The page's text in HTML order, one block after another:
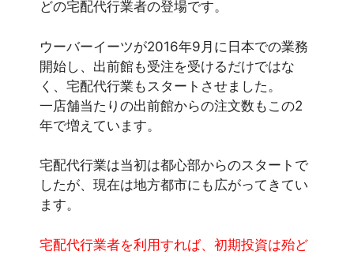
どの宅配代行業者の登場です。
ウーバーイーツが2016年9月に日本での業務
開始し、出前館も受注を受けるだけではな
く、宅配代行業もスタートさせました。
一店舗当たりの出前館からの注文数もこの2
年で増えています。
宅配代行業は当初は都心部からのスタートで
したが、現在は地方都市にも広がってきてい
ます。
宅配代行業者を利用すれば、初期投資は殆ど